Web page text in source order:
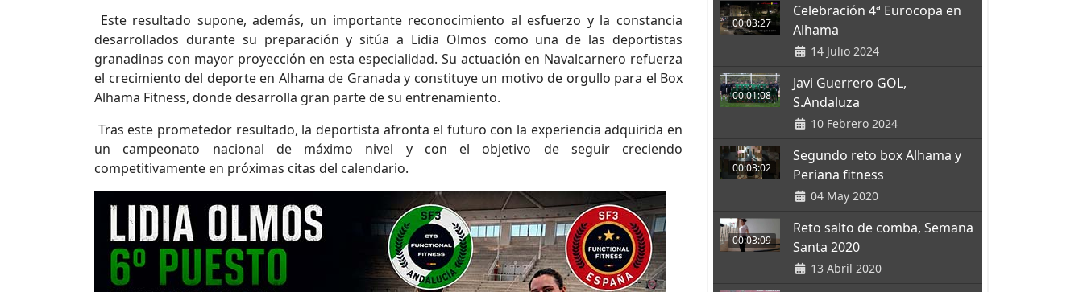
Este resultado supone, además, un importante reconocimiento al esfuerzo y la constancia
desarrollados durante su preparación y sitúa a Lidia Olmos como una de las deportistas
granadinas con mayor proyección en esta especialidad. Su actuación en Navalcarnero refuerza
el crecimiento del deporte en Alhama de Granada y constituye un motivo de orgullo para el Box
Alhama Fitness, donde desarrolla gran parte de su entrenamiento.
Tras este prometedor resultado, la deportista afronta el futuro con la experiencia adquirida en
un campeonato nacional de máximo nivel y con el objetivo de seguir creciendo
competitivamente en próximas citas del calendario.
00:03:27
Celebración 4ª Eurocopa en
Alhama
14 Julio 2024
00:01:08
Javi Guerrero GOL,
S.Andaluza
10 Febrero 2024
00:03:02
Segundo reto box Alhama y
Periana fitness
04 May 2020
00:03:09
Reto salto de comba, Semana
Santa 2020
13 Abril 2020